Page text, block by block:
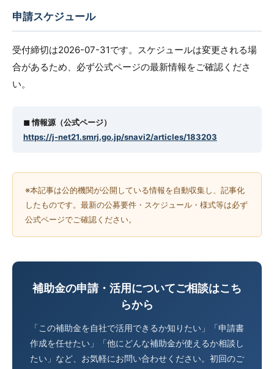
申請スケジュール
受付締切は2026-07-31です。スケジュールは変更される場
合があるため、必ず公式ページの最新情報をご確認くださ
い。
◼︎ 情報源（公式ページ）
https://j-net21.smrj.go.jp/snavi2/articles/183203
※本記事は公的機関が公開している情報を自動収集し、記事化
したものです。最新の公募要件・スケジュール・様式等は必ず
公式ページでご確認ください。
補助金の申請・活用についてご相談はこち
らから
「この補助金を自社で活用できるか知りたい」「申請書
作成を任せたい」「他にどんな補助金が使えるか相談し
たい」など、お気軽にお問い合わせください。初回のご